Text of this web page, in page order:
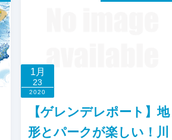
1月
23
2020
【ゲレンデレポート】地
形とパークが楽しい！川